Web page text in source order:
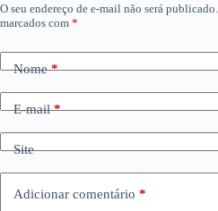
O seu endereço de e-mail não será publicado.
marcados com *
Nome*
E-mail*
Site
Adicionar comentário *